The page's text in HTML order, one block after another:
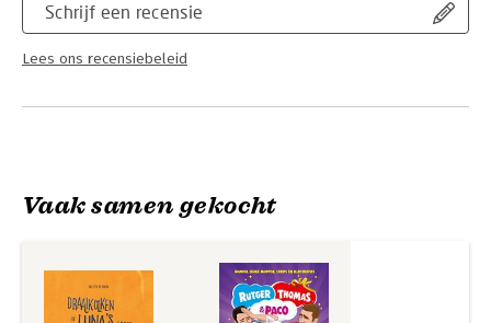
Schrijf een recensie
Lees ons recensiebeleid
Vaak samen gekocht